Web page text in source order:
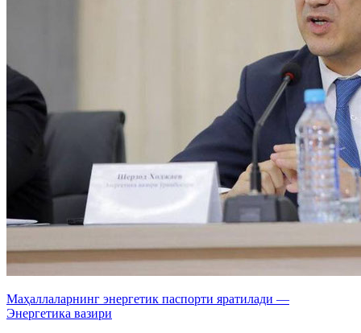
Маҳаллаларнинг энергетик паспорти яратилади —
Энергетика вазири